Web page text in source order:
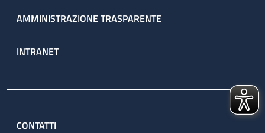
AMMINISTRAZIONE TRASPARENTE
INTRANET
CONTATTI